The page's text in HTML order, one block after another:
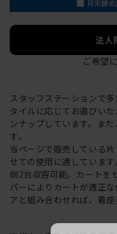
法人
ご希望
スタッフステーションで
タイルに応じてお選びい
ンナップしています。ま
す。
当ページで販売している
せての使用に適していま
側2台収容可能。カートを
パーによりカートが適正
アと組み合わせれば、着座